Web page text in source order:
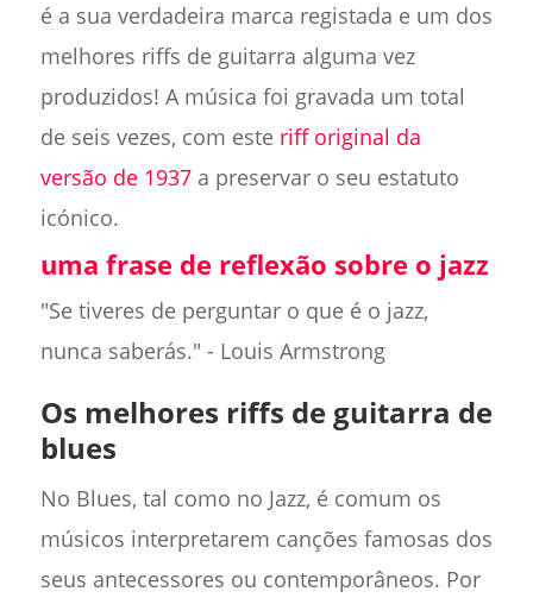
é a sua verdadeira marca registada e um dos
melhores riffs de guitarra alguma vez
produzidos! A música foi gravada um total
de seis vezes, com este riff original da
versão de 1937a preservar o seu estatuto
icónico.
uma frase de reflexão sobre o jazz
"Se tiveres de perguntar o que é o jazz,
nunca saberás." - Louis Armstrong
Os melhores riffs de guitarra de
blues
No Blues, tal como no Jazz, é comum os
músicos interpretarem canções famosas dos
seus antecessores ou contemporâneos. Por